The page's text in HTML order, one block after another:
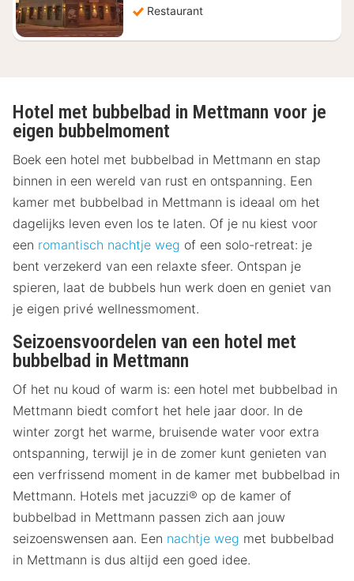
Restaurant
Hotel met bubbelbad in Mettmann voor je
eigen bubbelmoment
Boek een hotel met bubbelbad in Mettmann en stap
binnen in een wereld van rust en ontspanning. Een
kamer met bubbelbad in Mettmann is ideaal om het
dagelijks leven even los te laten. Of je nu kiest voor
een romantisch nachtje weg of een solo-retreat: je
bent verzekerd van een relaxte sfeer. Ontspan je
spieren, laat de bubbels hun werk doen en geniet van
je eigen privé wellnessmoment.
Seizoensvoordelen van een hotel met
bubbelbad in Mettmann
Of het nu koud of warm is: een hotel met bubbelbad in
Mettmann biedt comfort het hele jaar door. In de
winter zorgt het warme, bruisende water voor extra
ontspanning, terwijl je in de zomer kunt genieten van
een verfrissend moment in de kamer met bubbelbad in
Mettmann. Hotels met jacuzzi® op de kamer of
bubbelbad in Mettmann passen zich aan jouw
seizoenswensen aan. Een nachtje weg met bubbelbad
in Mettmann is dus altijd een goed idee.